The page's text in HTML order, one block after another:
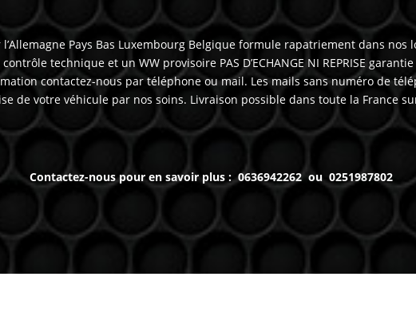
Pays Bas Luxembourg Belgique formule rapatriement dans
technique et un WW provisoire PAS D’ECHANGE NI REPRISE
contactez-nous par téléphone ou mail. Les mails sans numéro de
de votre véhicule par nos soins. Livraison possible dans toute la France
Contactez-nous pour en savoir plus : 0636942262 ou 0251987802